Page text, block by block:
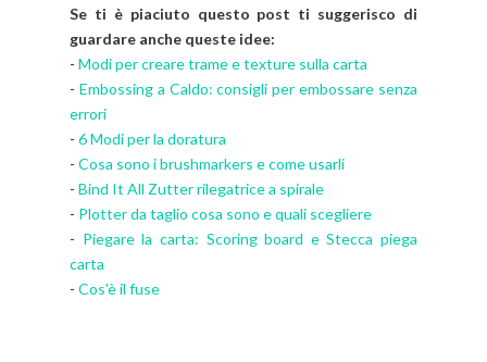
Se ti è piaciuto questo post ti suggerisco di
guardare anche queste idee:
- Modi per creare trame e texture sulla carta
- Embossing a Caldo: consigli per embossare senza
errori
- 6 Modi per la doratura
- Cosa sono i brushmarkers e come usarli
- Bind It All Zutter rilegatrice a spirale
- Plotter da taglio cosa sono e quali scegliere
- Piegare la carta: Scoring board e Stecca piega
carta
- Cos'è il fuse